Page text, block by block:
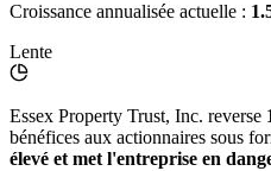
Croissance annualisée actuelle :
Lente
Essex Property Trust, Inc. reverse
bénéfices aux actionnaires sous
élevé et met l'entreprise en